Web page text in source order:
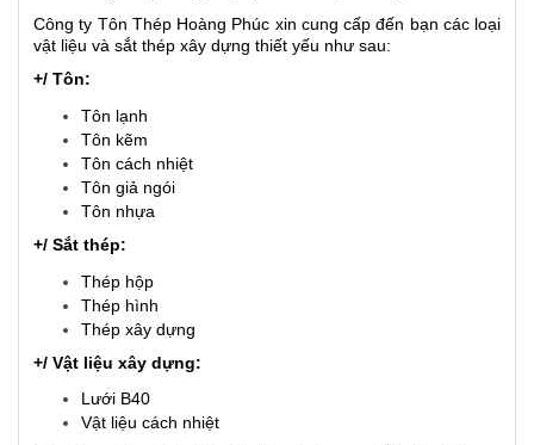
Công ty Tôn Thép Hoàng Phúc xin cung cấp đến bạn các loại
vật liệu và sắt thép xây dựng thiết yếu như sau:
+/ Tôn:
Tôn lạnh
Tôn kẽm
Tôn cách nhiệt
Tôn giả ngói
Tôn nhựa
+/ Sắt thép:
Thép hộp
Thép hình
Thép xây dựng
+/ Vật liệu xây dựng:
Lưới B40
Vật liệu cách nhiệt